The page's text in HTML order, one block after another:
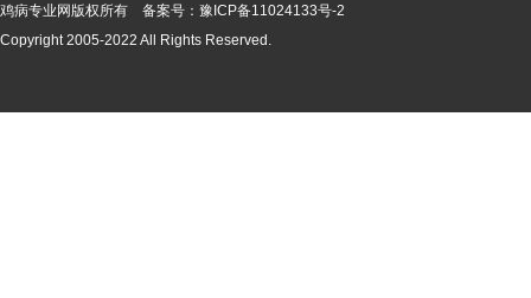
鸡病专业网版权所有 备案号： 豫ICP备11024133号-2
Copyright 2005-2022 All Rights Reserved.